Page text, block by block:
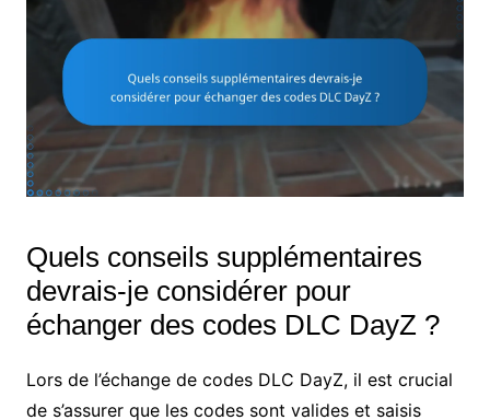
Quels conseils supplémentaires
devrais-je considérer pour
échanger des codes DLC DayZ ?
Lors de l’échange de codes DLC DayZ, il est crucial
de s’assurer que les codes sont valides et saisis